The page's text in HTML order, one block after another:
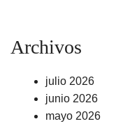
Archivos
julio 2026
junio 2026
mayo 2026